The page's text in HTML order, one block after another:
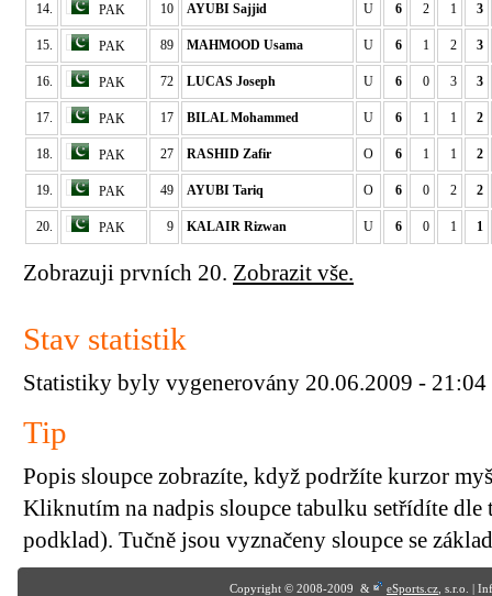
14. PAK 10 AYUBI Sajjid U 6 2 1 3
15. PAK 89 MAHMOOD Usama U 6 1 2 3
16. PAK 72 LUCAS Joseph U 6 0 3 3
17. PAK 17 BILAL Mohammed U 6 1 1 2
18. PAK 27 RASHID Zafir O 6 1 1 2
19. PAK 49 AYUBI Tariq O 6 0 2 2
20. PAK 9 KALAIR Rizwan U 6 0 1 1
Zobrazuji prvních 20. Zobrazit vše.
Stav statistik
Statistiky byly vygenerovány 20.06.2009 - 21:04
Tip
Popis sloupce zobrazíte, když podržíte kurzor
Kliknutím na nadpis sloupce tabulku setřídíte dle
podklad). Tučně jsou vyznačeny sloupce se
Copyright © 2008-2009 & eSports.cz , s.r.o. |